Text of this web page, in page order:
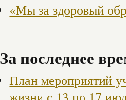
«Мы за здоровый
За последнее
План мероприятий
жизни с 13 по 17